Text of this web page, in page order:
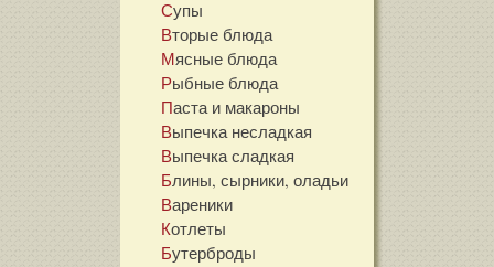
Супы
Вторые блюда
Мясные блюда
Рыбные блюда
Паста и макароны
Выпечка несладкая
Выпечка сладкая
Блины, сырники, оладьи
Вареники
Котлеты
Бутерброды